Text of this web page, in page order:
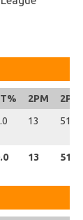
2PM
2PA
13 51
13 51